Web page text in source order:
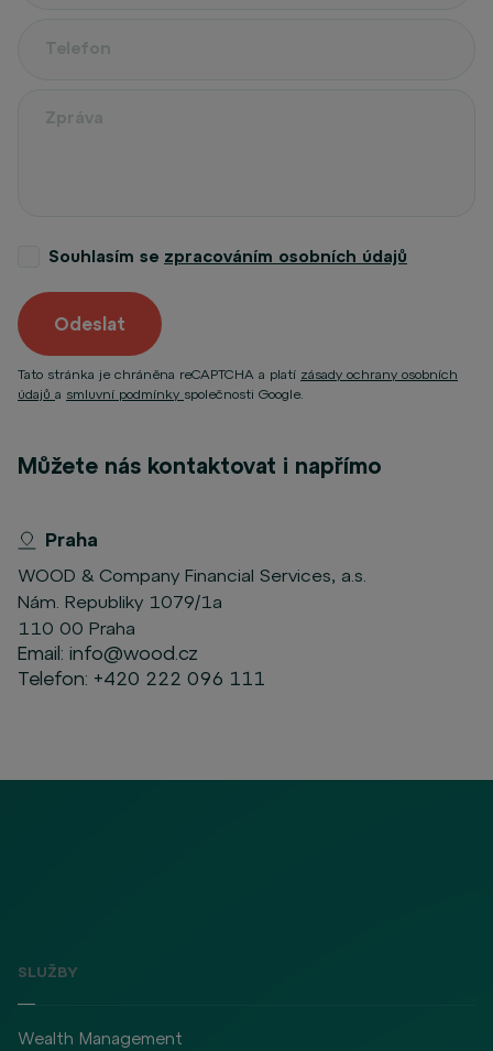
Odeslat
Souhlasím se zpracováním osobních údajů
Tato stránka je chráněna reCAPTCHA a platí zásady ochrany osobních
údajů a smluvní podmínky společnosti Google.
Můžete nás kontaktovat i napřímo
Praha
WOOD & Company Financial Services, a.s.
Nám. Republiky 1079/1a
110 00 Praha
Email: info@wood.cz
Telefon: +420 222 096 111
SLUŽBY
Wealth Management